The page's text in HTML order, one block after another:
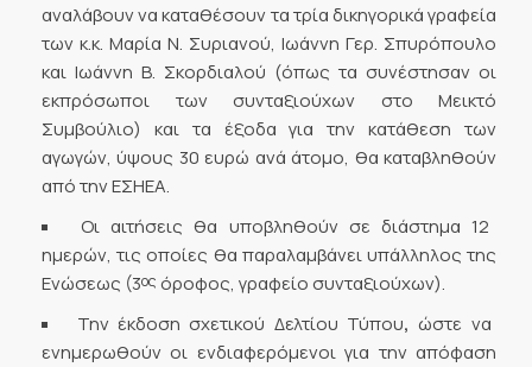
αναλάβουν να καταθέσουν τα τρία δικηγορικά γραφεία
των κ.κ. Μαρία Ν. Συριανού, Ιωάννη Γερ. Σπυρόπουλο
και Ιωάννη Β. Σκορδιαλού (όπως τα συνέστησαν οι
εκπρόσωποι των συνταξιούχων στο Μεικτό
Συμβούλιο) και τα έξοδα για την κατάθεση των
αγωγών, ύψους 30 ευρώ ανά άτομο, θα καταβληθούν
από την ΕΣΗΕΑ.
Οι αιτήσεις θα υποβληθούν σε διάστημα 12
ημερών, τις οποίες θα παραλαμβάνει υπάλληλος της
Ενώσεως (3ος όροφος, γραφείο συνταξιούχων).
Την έκδοση σχετικού Δελτίου Τύπου, ώστε να
ενημερωθούν οι ενδιαφερόμενοι για την απόφαση